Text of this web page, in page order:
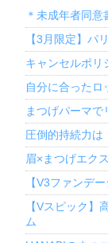
＊未成年者同意
【3月限定】パ
キャンセルポリ
自分に合ったロ
まつげパーマ
圧倒的持続力は
眉×まつげエク
【V3ファンデ
【Vスピック】
ム